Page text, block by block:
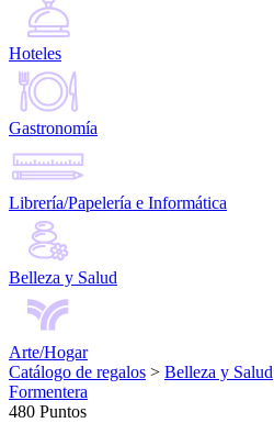
Hoteles
Gastronomía
Librería/Papelería e Informática
Belleza y Salud
Arte/Hogar
Catálogo de regalos > Belleza y Salud
Formentera
480 Puntos